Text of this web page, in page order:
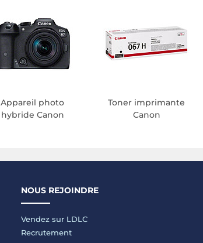
Appareil photo
hybride Canon
Toner imprimante
Canon
NOUS REJOINDRE
Vendez sur LDLC
Recrutement